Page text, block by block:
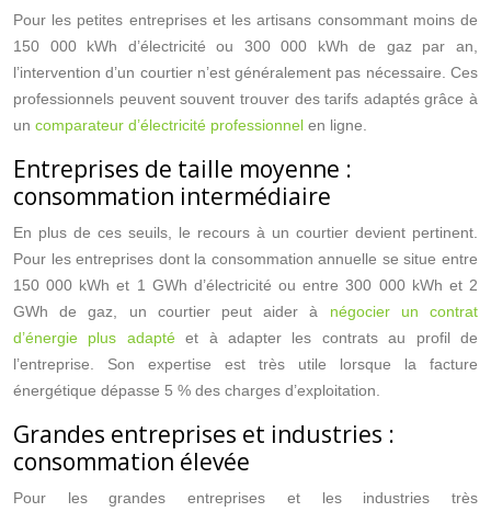
Pour les petites entreprises et les artisans consommant moins de
150 000 kWh d’électricité ou 300 000 kWh de gaz par an,
l’intervention d’un courtier n’est généralement pas nécessaire. Ces
professionnels peuvent souvent trouver des tarifs adaptés grâce à
un comparateur d’électricité professionnel en ligne.
Entreprises de taille moyenne :
consommation intermédiaire
En plus de ces seuils, le recours à un courtier devient pertinent.
Pour les entreprises dont la consommation annuelle se situe entre
150 000 kWh et 1 GWh d’électricité ou entre 300 000 kWh et 2
GWh de gaz, un courtier peut aider à négocier un contrat
d’énergie plus adaptéet à adapter les contrats au profil de
l’entreprise. Son expertise est très utile lorsque la facture
énergétique dépasse 5 % des charges d’exploitation.
Grandes entreprises et industries :
consommation élevée
Pour les grandes entreprises et les industries très